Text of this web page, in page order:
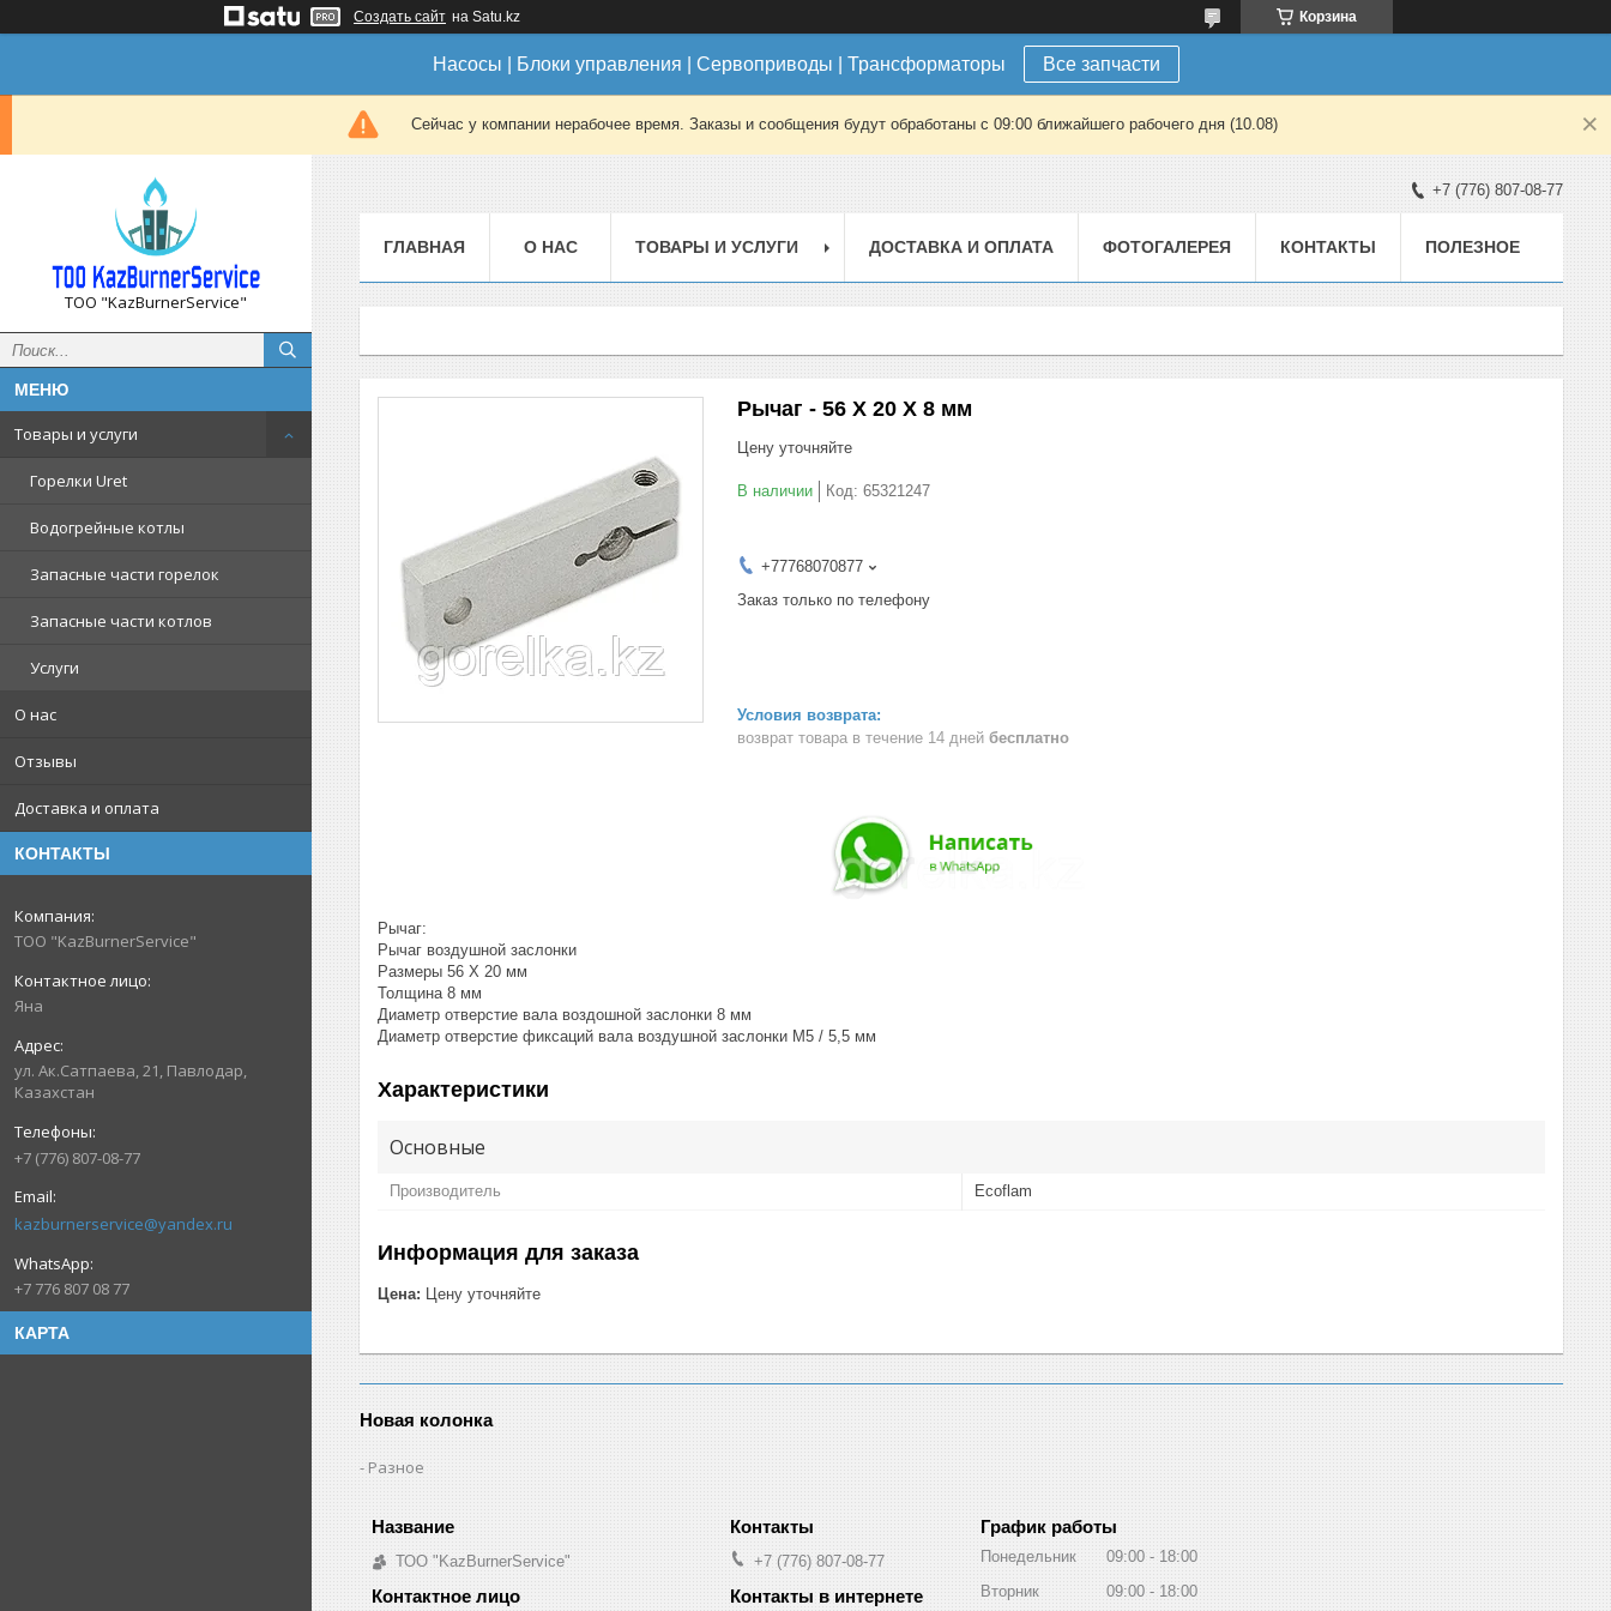
Создать сайт на Satu.kz Корзина
Насосы | Блоки управления | Сервоприводы | Трансформаторы Все запчасти
Сейчас у компании нерабочее время. Заказы и сообщения будут обработаны с 09:00 ближайшего рабочего дня (10.08)
ТОО "KazBurnerService"
Товары и услуги
Горелки Uret
Водогрейные котлы
Запасные части горелок
Запасные части котлов
Услуги
О нас
Отзывы
Доставка и оплата
КОНТАКТЫ
ТОО "KazBurnerService"
Яна
ул. Ак.Сатпаева, 21, Павлодар,
Казахстан
+7 (776) 807-08-77
kazburnerservice@yandex.ru
+7 776 807 08 77
КАРТА
+7 (776) 807-08-77
ГЛАВНАЯ О НАС ТОВАРЫ И УСЛУГИ ДОСТАВКА И ОПЛАТА ФОТОГАЛЕРЕЯ КОНТАКТЫ ПОЛЕЗНОЕ
Рычаг - 56 X 20 X 8 мм
Цену уточняйте
В наличии Код: 65321247
+77768070877
Заказ только по телефону
возврат товара в течение 14 дней бесплатно
Рычаг:
Рычаг воздушной заслонки
Размеры 56 X 20 мм
Толщина 8 мм
Диаметр отверстие вала воздошной заслонки 8 мм
Диаметр отверстие фиксаций вала воздушной заслонки M5 / 5,5 мм
Характеристики
Основные
Производитель Ecoflam
Информация для заказа
Цена: Цену уточняйте
Новая колонка
Разное
ТОО "KazBurnerService" +7 (776) 807-08-77
График работы
Понедельник 09:00
18:00
Вторник
09:00 18:00